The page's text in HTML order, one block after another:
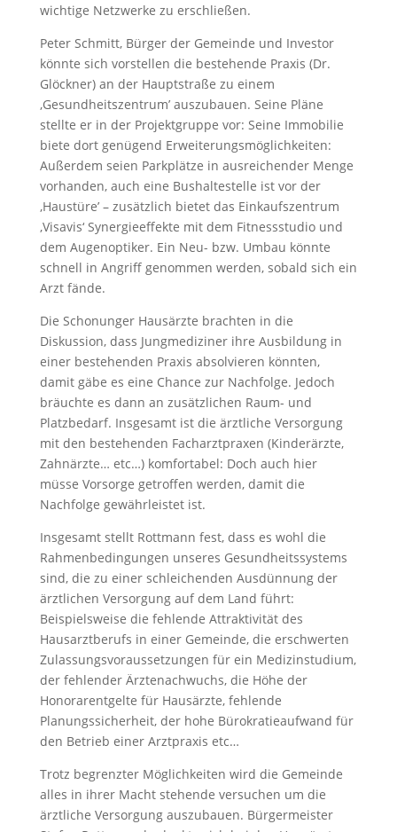
wichtige Netzwerke zu erschließen.
Peter Schmitt, Bürger der Gemeinde und Investor
könnte sich vorstellen die bestehende Praxis (Dr.
Glöckner) an der Hauptstraße zu einem
‚Gesundheitszentrum’ auszubauen. Seine Pläne
stellte er in der Projektgruppe vor: Seine Immobilie
biete dort genügend Erweiterungsmöglichkeiten:
Außerdem seien Parkplätze in ausreichender Menge
vorhanden, auch eine Bushaltestelle ist vor der
‚Haustüre’ – zusätzlich bietet das Einkaufszentrum
‚Visavis‘ Synergieeffekte mit dem Fitnessstudio und
dem Augenoptiker. Ein Neu- bzw. Umbau könnte
schnell in Angriff genommen werden, sobald sich ein
Arzt fände.
Die Schonunger Hausärzte brachten in die
Diskussion, dass Jungmediziner ihre Ausbildung in
einer bestehenden Praxis absolvieren könnten,
damit gäbe es eine Chance zur Nachfolge. Jedoch
bräuchte es dann an zusätzlichen Raum- und
Platzbedarf. Insgesamt ist die ärztliche Versorgung
mit den bestehenden Facharztpraxen (Kinderärzte,
Zahnärzte… etc…) komfortabel: Doch auch hier
müsse Vorsorge getroffen werden, damit die
Nachfolge gewährleistet ist.
Insgesamt stellt Rottmann fest, dass es wohl die
Rahmenbedingungen unseres Gesundheitssystems
sind, die zu einer schleichenden Ausdünnung der
ärztlichen Versorgung auf dem Land führt:
Beispielsweise die fehlende Attraktivität des
Hausarztberufs in einer Gemeinde, die erschwerten
Zulassungsvoraussetzungen für ein Medizinstudium,
der fehlender Ärztenachwuchs, die Höhe der
Honorarentgelte für Hausärzte, fehlende
Planungssicherheit, der hohe Bürokratieaufwand für
den Betrieb einer Arztpraxis etc…
Trotz begrenzter Möglichkeiten wird die Gemeinde
alles in ihrer Macht stehende versuchen um die
ärztliche Versorgung auszubauen. Bürgermeister